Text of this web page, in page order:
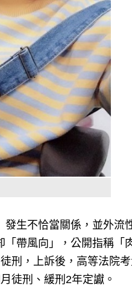
生不恰當關係，並外流
「帶風向」，公開指稱「
刑，上訴後，高等法院
徒刑、緩刑2年定讞。